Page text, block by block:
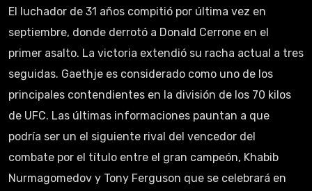
El luchador de 31 años compitió por última vez en
septiembre, donde derrotó a Donald Cerrone en el
primer asalto. La victoria extendió su racha actual a tres
seguidas. Gaethje es considerado como uno de los
principales contendientes en la división de los 70 kilos
de UFC. Las últimas informaciones pauntan a que
podría ser un el siguiente rival del vencedor del
combate por el título entre el gran campeón, Khabib
Nurmagomedov y Tony Ferguson que se celebrará en